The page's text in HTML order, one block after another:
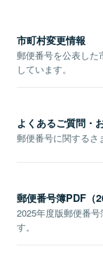
市町村変更情報
郵便番号を公表した
しています。
よくあるご質問・
郵便番号に関するさ
郵便番号簿PDF（
2025年度版郵便番
す。